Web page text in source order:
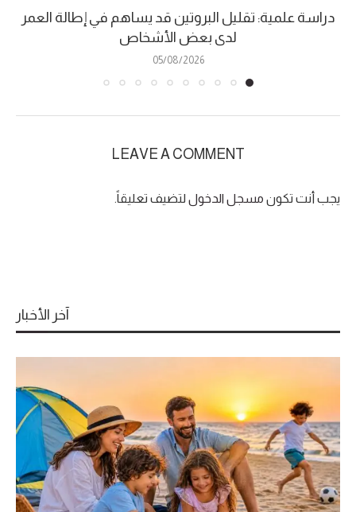
دراسة علمية: تقليل البروتين قد يساهم في إطالة العمر
لدى بعض الأشخاص
05/08/2026
LEAVE A COMMENT
يجب أنت تكون مسجل الدخول لتضيف تعليقاً.
آخر الأخبار